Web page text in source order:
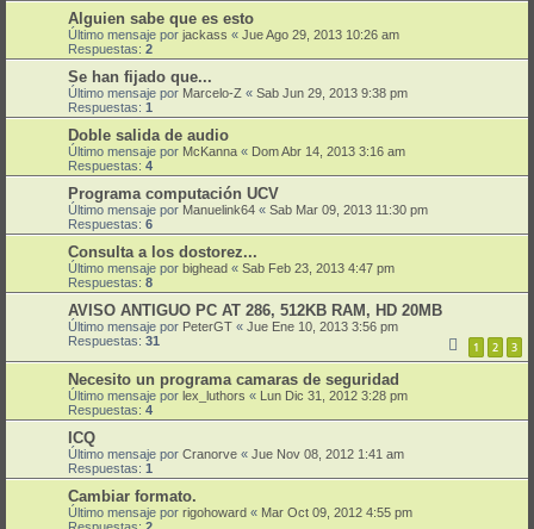
Alguien sabe que es esto
Último mensaje por jackass « Jue Ago 29, 2013 10:26 am
Respuestas: 2
Se han fijado que...
Último mensaje por Marcelo-Z « Sab Jun 29, 2013 9:38 pm
Respuestas: 1
Doble salida de audio
Último mensaje por McKanna « Dom Abr 14, 2013 3:16 am
Respuestas: 4
Programa computación UCV
Último mensaje por Manuelink64 « Sab Mar 09, 2013 11:30 pm
Respuestas: 6
Consulta a los dostorez...
Último mensaje por bighead « Sab Feb 23, 2013 4:47 pm
Respuestas: 8
AVISO ANTIGUO PC AT 286, 512KB RAM, HD 20MB
Último mensaje por PeterGT « Jue Ene 10, 2013 3:56 pm
Respuestas: 31 1 2 3
Necesito un programa camaras de seguridad
Último mensaje por lex_luthors « Lun Dic 31, 2012 3:28 pm
Respuestas: 4
ICQ
Último mensaje por Cranorve « Jue Nov 08, 2012 1:41 am
Respuestas: 1
Cambiar formato.
Último mensaje por rigohoward « Mar Oct 09, 2012 4:55 pm